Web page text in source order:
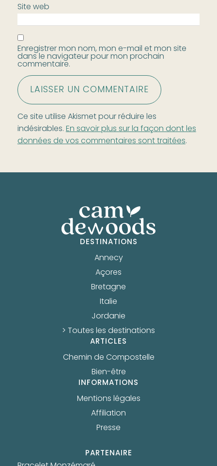
Site web
Enregistrer mon nom, mon e-mail et mon site
dans le navigateur pour mon prochain
commentaire.
Ce site utilise Akismet pour réduire les
indésirables.En savoir plus sur la façon dont les
données de vos commentaires sont traitées.
DESTINATIONS
Annecy
Açores
Bretagne
Italie
Jordanie
> Toutes les destinations
ARTICLES
Chemin de Compostelle
Bien-être
INFORMATIONS
Mentions légales
Affiliation
Presse
PARTENAIRE